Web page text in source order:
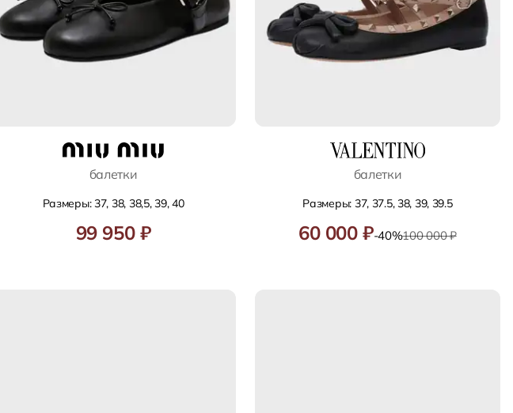
балетки
Размеры: 37, 38, 38,5, 39, 40
99 950 ₽
балетки
Размеры: 37, 37.5, 38, 39, 39.5
60 000 ₽-40%100 000 ₽